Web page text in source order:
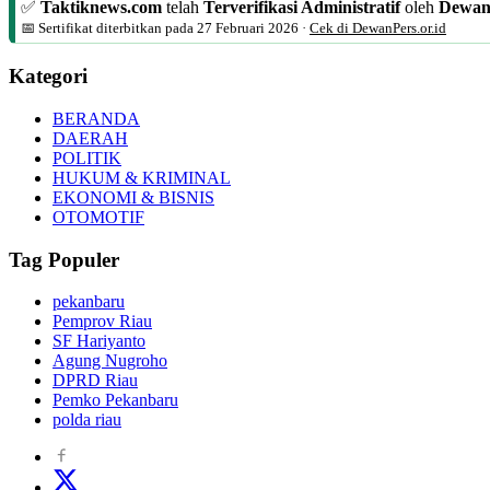
✅ Taktiknews.com telah Terverifikasi Administratifoleh
📅 Sertifikat diterbitkan pada 27 Februari 2026 · Cek di DewanPers.or.id
Kategori
BERANDA
DAERAH
POLITIK
HUKUM & KRIMINAL
EKONOMI & BISNIS
OTOMOTIF
Tag Populer
pekanbaru
Pemprov Riau
SF Hariyanto
Agung Nugroho
DPRD Riau
Pemko Pekanbaru
polda riau